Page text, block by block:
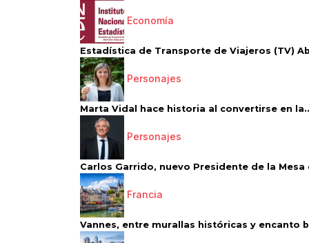
Economía
Estadística de Transporte de Viajeros (TV)
Personajes
Marta Vidal hace historia al convertirse en
Personajes
Carlos Garrido, nuevo Presidente de la Mesa
Francia
Vannes, entre murallas históricas y encanto